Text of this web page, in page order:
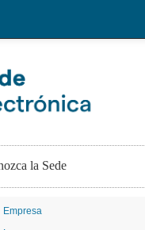
la Sede
Empresa